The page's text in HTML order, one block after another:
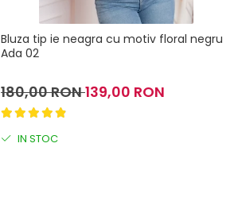
Bluza tip ie neagra cu motiv floral negru
Ada 02
180,00 RON139,00 RON
IN STOC